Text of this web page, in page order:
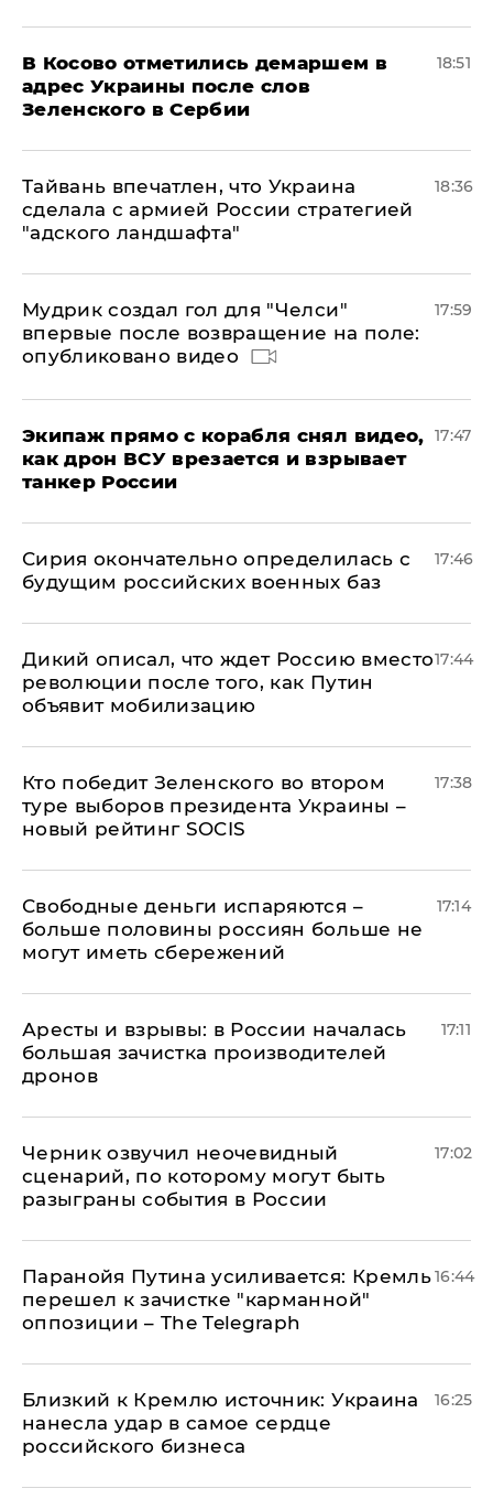
В Косово отметились демаршем в
адрес Украины после слов
Зеленского в Сербии
18:51
Тайвань впечатлен, что Украина
сделала с армией России стратегией
"адского ландшафта"
18:36
Мудрик создал гол для "Челси"
впервые после возвращение на поле:
опубликовано видео
17:59
Экипаж прямо с корабля снял видео,
как дрон ВСУ врезается и взрывает
танкер России
17:47
Сирия окончательно определилась с
будущим российских военных баз
17:46
Дикий описал, что ждет Россию вместо
революции после того, как Путин
объявит мобилизацию
17:44
Кто победит Зеленского во втором
туре выборов президента Украины –
новый рейтинг SOCIS
17:38
Свободные деньги испаряются –
больше половины россиян больше не
могут иметь сбережений
17:14
Аресты и взрывы: в России началась
большая зачистка производителей
дронов
17:11
Черник озвучил неочевидный
сценарий, по которому могут быть
разыграны события в России
17:02
Паранойя Путина усиливается: Кремль
перешел к зачистке "карманной"
оппозиции – The Telegraph
16:44
Близкий к Кремлю источник: Украина
нанесла удар в самое сердце
российского бизнеса
16:25